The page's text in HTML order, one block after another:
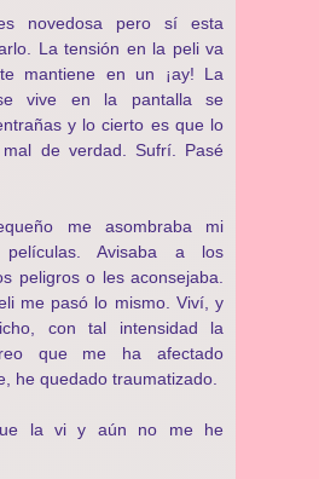
novedosa pero sí esta
La tensión en la peli va
mantiene en un ¡ay! La
vive en la pantalla se
y lo cierto es que lo
de verdad. Sufrí. Pasé
me asombraba mi
películas. Avisaba a los
peligros o les aconsejaba.
me pasó lo mismo. Viví, y
con tal intensidad la
que me ha afectado
he quedado traumatizado.
la vi y aún no me he